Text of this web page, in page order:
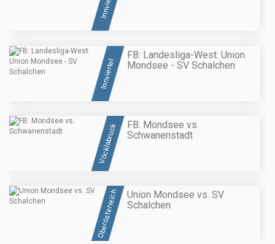
Innviertel
FB: Landesliga-West: Union
Mondsee - SV Schalchen
Vöcklabruck
FB: Mondsee vs.
Schwanenstadt
Oberösterreich
Union Mondsee vs. SV
Schalchen